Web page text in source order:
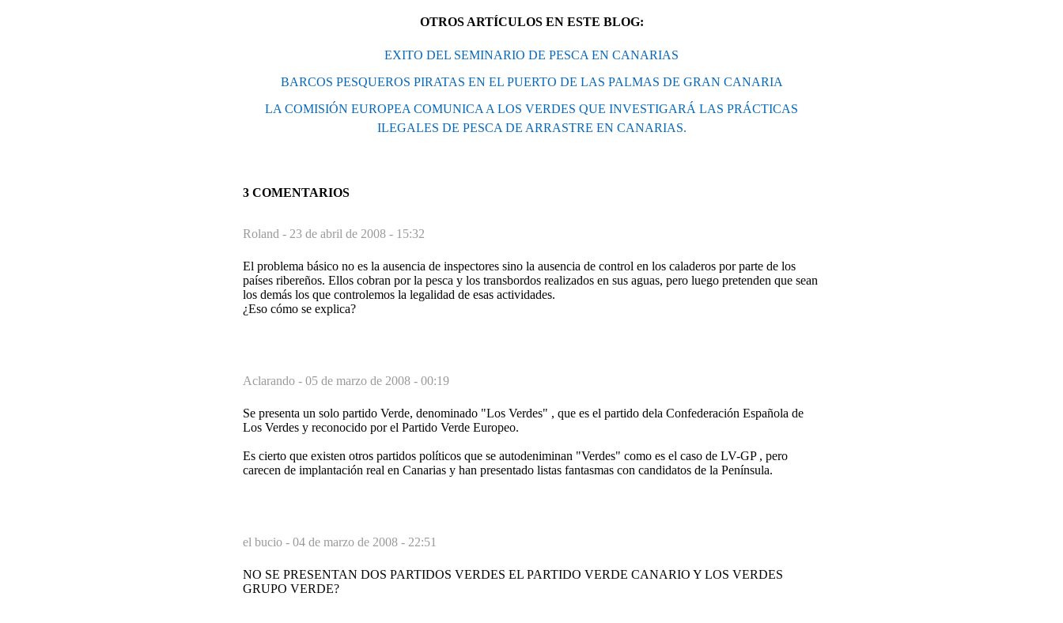
OTROS ARTÍCULOS EN ESTE BLOG:
EXITO DEL SEMINARIO DE PESCA EN CANARIAS
BARCOS PESQUEROS PIRATAS EN EL PUERTO DE LAS PALMAS DE GRAN CANARIA
LA COMISIÓN EUROPEA COMUNICA A LOS VERDES QUE INVESTIGARÁ LAS PRÁCTICAS
ILEGALES DE PESCA DE ARRASTRE EN CANARIAS.
3 COMENTARIOS
Roland - 23 de abril de 2008 - 15:32
El problema básico no es la ausencia de inspectores sino la ausencia de control en los caladeros por parte de los
países ribereños. Ellos cobran por la pesca y los transbordos realizados en sus aguas, pero luego pretenden que sean
los demás los que controlemos la legalidad de esas actividades.
¿Eso cómo se explica?
Aclarando - 05 de marzo de 2008 - 00:19
Se presenta un solo partido Verde, denominado "Los Verdes" , que es el partido dela Confederación Española de
Los Verdes y reconocido por el Partido Verde Europeo.
Es cierto que existen otros partidos políticos que se autodeniminan "Verdes" como es el caso de LV-GP , pero
carecen de implantación real en Canarias y han presentado listas fantasmas con candidatos de la Península.
el bucio - 04 de marzo de 2008 - 22:51
NO SE PRESENTAN DOS PARTIDOS VERDES EL PARTIDO VERDE CANARIO Y LOS VERDES
GRUPO VERDE?